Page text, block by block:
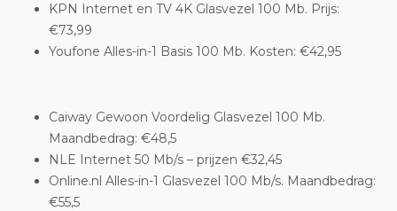
KPN Internet en TV 4K Glasvezel 100 Mb. Prijs:
€73,99
Youfone Alles-in-1 Basis 100 Mb. Kosten: €42,95
Caiway Gewoon Voordelig Glasvezel 100 Mb.
Maandbedrag: €48,5
NLE Internet 50 Mb/s – prijzen €32,45
Online.nl Alles-in-1 Glasvezel 100 Mb/s. Maandbedrag:
€55,5